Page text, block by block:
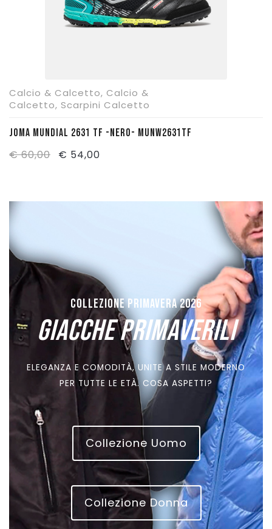
Calcio & Calcetto, Calcio &
Calcetto, Scarpini Calcetto
JOMA MUNDIAL 2631 TF -NERO- MUNW2631TF
€60,00
Il
€ 54,00
COLLEZIONE PRIMAVERA 2026
GIACCHE PRIMAVERILI
ELEGANZA E COMODITÀ, UNITE A STILE MODERNO
PER TUTTE LE ETÀ. COSA ASPETTI?
Collezione Uomo
Collezione Donna